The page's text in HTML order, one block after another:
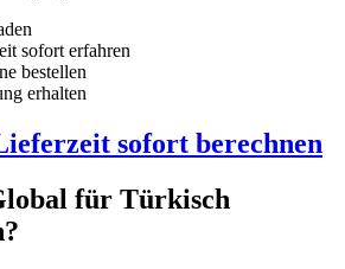
sofort erfahren
bestellen
erhalten
sofort berechnen
für Türkisch